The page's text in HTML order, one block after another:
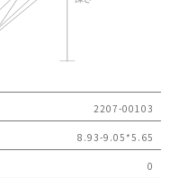
2207-00103
8.93-9.05*5.65
0